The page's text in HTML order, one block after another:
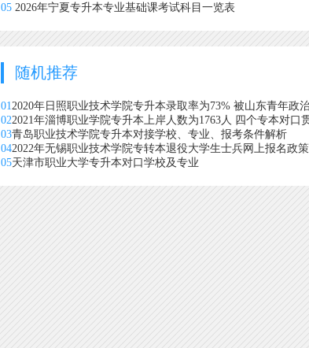
05 2026年宁夏专升本专业基础课考试科目一览表
随机推荐
012020年日照职业技术学院专升本录取率为73% 被山东青年政
022021年淄博职业学院专升本上岸人数为1763人 四个专本对口
03青岛职业技术学院专升本对接学校、专业、报考条件解析
042022年无锡职业技术学院专转本退役大学生士兵网上报名政
05天津市职业大学专升本对口学校及专业